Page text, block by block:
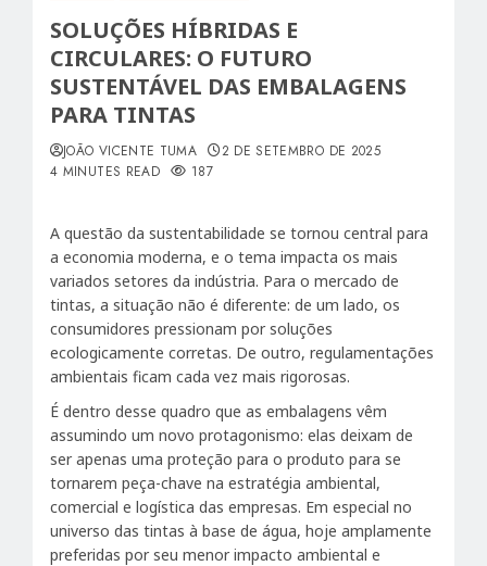
SOLUÇÕES HÍBRIDAS E
CIRCULARES: O FUTURO
SUSTENTÁVEL DAS EMBALAGENS
PARA TINTAS
JOÃO VICENTE TUMA
2 DE SETEMBRO DE 2025
4 MINUTES READ
187
A questão da sustentabilidade se tornou central para
a economia moderna, e o tema impacta os mais
variados setores da indústria. Para o mercado de
tintas, a situação não é diferente: de um lado, os
consumidores pressionam por soluções
ecologicamente corretas. De outro, regulamentações
ambientais ficam cada vez mais rigorosas.
É dentro desse quadro que as embalagens vêm
assumindo um novo protagonismo: elas deixam de
ser apenas uma proteção para o produto para se
tornarem peça-chave na estratégia ambiental,
comercial e logística das empresas. Em especial no
universo das tintas à base de água, hoje amplamente
preferidas por seu menor impacto ambiental e